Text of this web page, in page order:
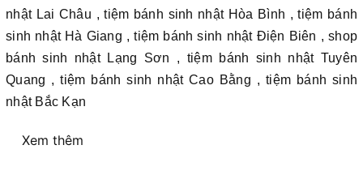
nhật Lai Châu , tiệm bánh sinh nhật Hòa Bình , tiệm bánh
sinh nhật Hà Giang , tiệm bánh sinh nhật Điện Biên , shop
bánh sinh nhật Lạng Sơn , tiệm bánh sinh nhật Tuyên
Quang , tiệm bánh sinh nhật Cao Bằng , tiệm bánh sinh
nhật Bắc Kạn
Xem thêm